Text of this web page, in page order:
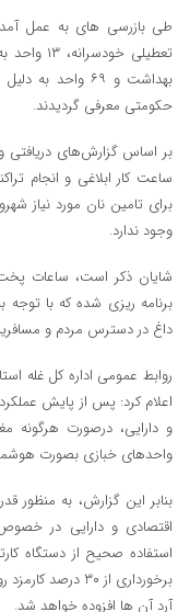
بهداشت و ۶۹
حکومتی معرفی گردیدند.
بر اساس گزارش‌های دریافتی
ساعت کار ابلاغی و انجام
برای تامین نان مورد نیاز
وجود ندارد.
شایان ذکر است، ساعات
برنامه ریزی شده که با توجه
داغ در دسترس مردم و
روابط عمومی اداره کل غله
اعلام کرد: پس از پایش
و دارایی، درصورت هرگونه
واحدهای خبازی بصورت
بنابر این گزارش، به منظور
اقتصادی و دارایی در
استفاده صحیح از دستگاه
آرد آن ها افزوده خواهد شد.